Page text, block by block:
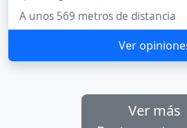
A unos 569 metros de distancia
Ver
Ver más